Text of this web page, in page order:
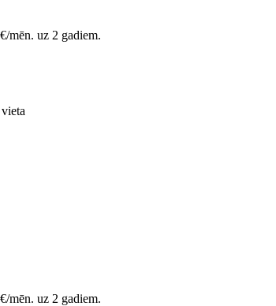
mēn. uz 2 gadiem.
mēn. uz 2 gadiem.